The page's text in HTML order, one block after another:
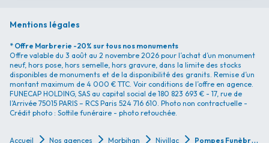
Mentions légales
* Offre Marbrerie -20% sur tous nos monuments
Offre valable du 3 août au 2 novembre 2026 pour l’achat d’un monument
neuf, hors pose, hors semelle, hors gravure, dans la limite des stocks
disponibles de monuments et de la disponibilité des granits. Remise d’un
montant maximum de 4 000 € TTC. Voir conditions de l’offre en agence.
FUNECAP HOLDING, SAS au capital social de 180 823 693 € - 17, rue de
l’Arrivée 75015 PARIS – RCS Paris 524 716 610. Photo non contractuelle -
Crédit photo : Sottile funéraire - photo retouchée.
Accueil Nos agences Morbihan Nivillac P
ompes Funèbres Pompes Funèbres Huguet - Nivillac